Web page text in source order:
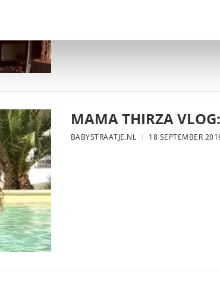
MAMA THIRZA
BABYSTRAATJE.NL 18 SEPTEMBER